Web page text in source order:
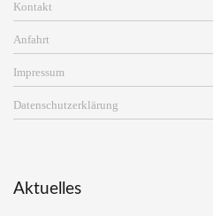
Kontakt
Anfahrt
Impressum
Datenschutzerklärung
Aktuelles